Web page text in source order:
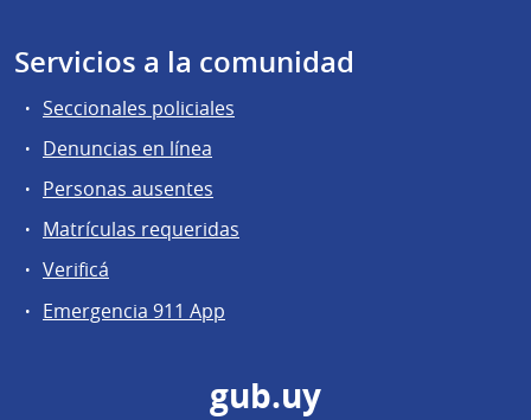
Servicios a la comunidad
Seccionales policiales
Denuncias en línea
Personas ausentes
Matrículas requeridas
Verificá
Emergencia 911 App
gub.uy